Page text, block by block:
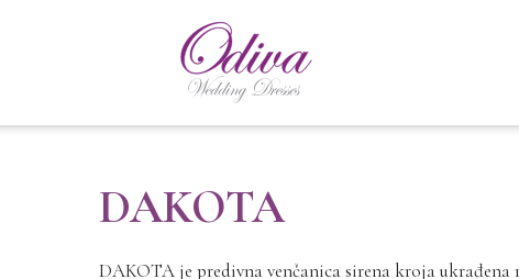
DAKOTA
DAKOTA je predivna venčanica sirena kroja